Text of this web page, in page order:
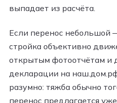
выпадает из расчёта.
Если перенос небольшой
стройка объективно
открытым фотоотчётам и
декларации на
разумно: тяжба обычно
перенос предлагается